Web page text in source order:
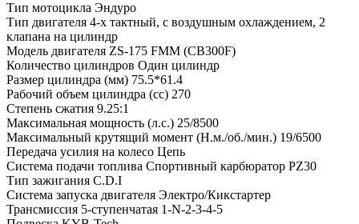
Тип мотоцикла Эндуро
Тип двигателя 4-х тактный, с воздушным охлаждением, 2
клапана на цилиндр
Модель двигателя ZS-175 FMM (CB300F)
Количество цилиндров Один цилиндр
Размер цилиндра (мм) 75.5*61.4
Рабочий объем цилиндра (cc) 270
Степень сжатия 9.25:1
Максимальная мощность (л.с.) 25/8500
Максимальный крутящий момент (Н.м./об./мин.) 19/6500
Передача усилия на колесо Цепь
Система подачи топлива Спортивный карбюратор PZ30
Тип зажигания C.D.I
Система запуска двигателя Электро/Кикстартер
Трансмиссия 5-ступенчатая 1-N-2-3-4-5